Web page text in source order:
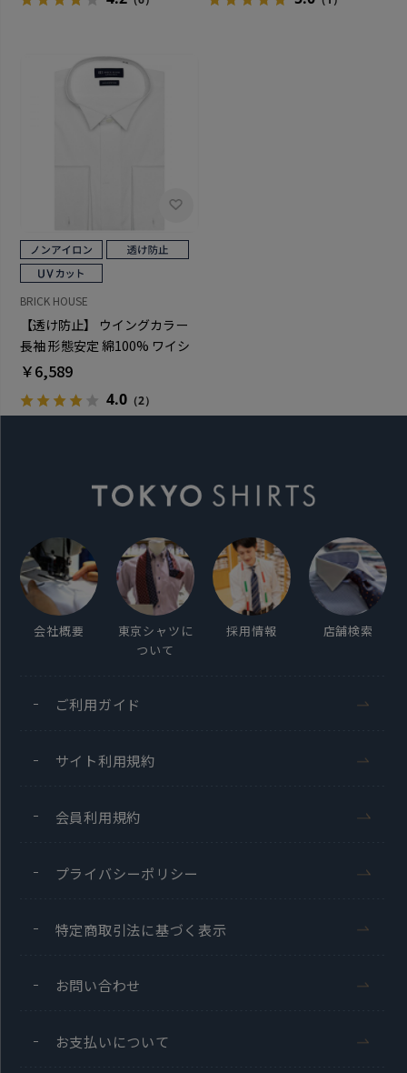
BRICK HOUSE
【透け防止】 ウイングカラー
長袖 形態安定 綿100% ワイシ
ャツ 白無地
￥6,589
4.0（2）
会社概要
東京シャツに
ついて
採用情報 店舗検索
ご利用ガイド
サイト利用規約
会員利用規約
プライバシーポリシー
特定商取引法に基づく表示
お問い合わせ
お支払いについて